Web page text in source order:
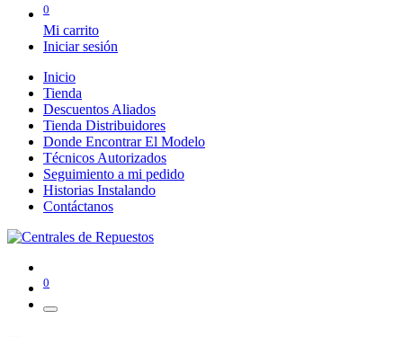
0
Mi carrito
Iniciar sesión
Inicio
Tienda
Descuentos Aliados
Tienda Distribuidores
Donde Encontrar El Modelo
Técnicos Autorizados
Seguimiento a mi pedido
Historias Instalando
Contáctanos
0